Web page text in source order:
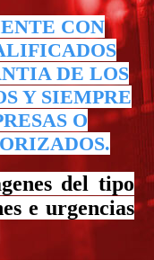
CON
DE LOS
Y SIEMPRE
O
del tipo
e urgencias